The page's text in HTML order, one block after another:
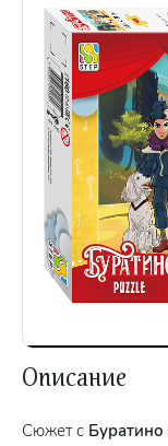
Описание
Сюжет с Буратино